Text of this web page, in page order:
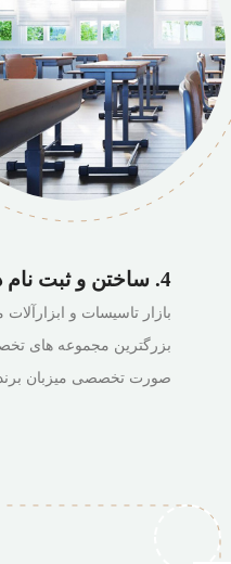
4. ساختن و ثبت نام دوره ها
بازار تاسیسات و
بزرگترین مجموعه های
صورت تخصصی میزبان